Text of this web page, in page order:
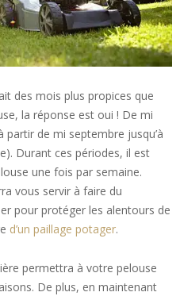
des mois plus propices que
la réponse est oui ! De mi
de mi septembre jusqu’à
Durant ces périodes, il est
une fois par semaine.
vous servir à faire du
pour protéger les alentours de
d’un paillage potager.
permettra à votre pelouse
De plus, en maintenant